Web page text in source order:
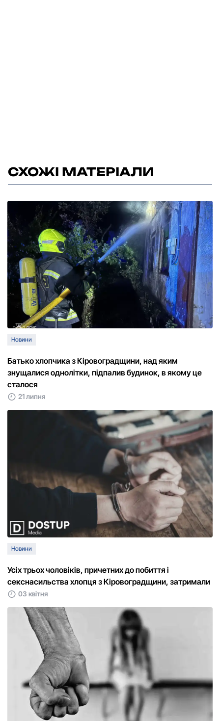
СХОЖІ МАТЕРІАЛИ
Новини
Батько хлопчика з Кіровоградщини, над яким
знущалися однолітки, підпалив будинок, в якому це
сталося
21 липня
Новини
Усіх трьох чоловіків, причетних до побиття і
секснасильства хлопця з Кіровоградщини, затримали
03 квітня